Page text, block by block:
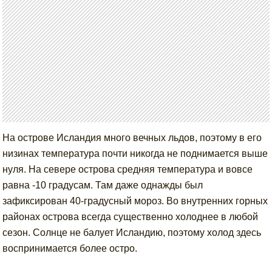
На острове Исландия много вечных льдов, поэтому в его
низинах температура почти никогда не поднимается выше
нуля. На севере острова средняя температура и вовсе
равна -10 градусам. Там даже однажды был
зафиксирован 40-градусный мороз. Во внутренних горных
районах острова всегда существенно холоднее в любой
сезон. Солнце не балует Исландию, поэтому холод здесь
воспринимается более остро.